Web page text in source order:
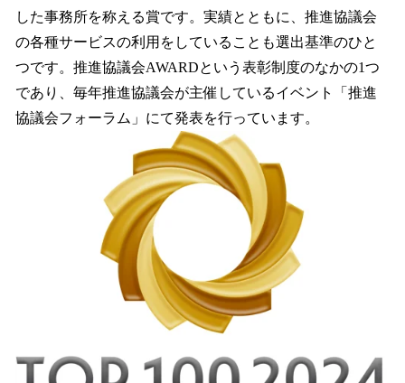
した事務所を称える賞です。実績とともに、推進協議会
の各種サービスの利用をしていることも選出基準のひと
つです。推進協議会AWARDという表彰制度のなかの1つ
であり、毎年推進協議会が主催しているイベント「推進
協議会フォーラム」にて発表を行っています。